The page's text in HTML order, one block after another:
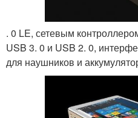
. 0 LE, сетевым
USB 3. 0 и USB 2. 0,
для наушников и